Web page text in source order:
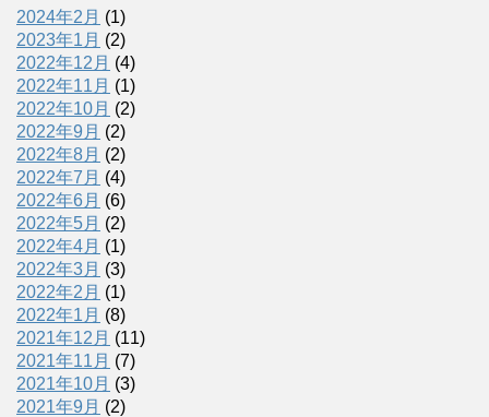
2024年2月 (1)
2023年1月 (2)
2022年12月 (4)
2022年11月 (1)
2022年10月 (2)
2022年9月 (2)
2022年8月 (2)
2022年7月 (4)
2022年6月 (6)
2022年5月 (2)
2022年4月 (1)
2022年3月 (3)
2022年2月 (1)
2022年1月 (8)
2021年12月 (11)
2021年11月 (7)
2021年10月 (3)
2021年9月 (2)